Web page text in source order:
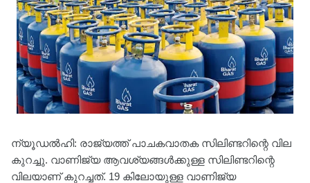
ന്യൂഡല്‍ഹി: രാജ്യത്ത് പാചകവാതക സിലിണ്ടറിന്റെ വില
കുറച്ചു. വാണിജ്യ ആവശ്യങ്ങള്‍ക്കുള്ള സിലിണ്ടറിന്റെ
വിലയാണ് കുറച്ചത്. 19 കിലോയുള്ള വാണിജ്യ